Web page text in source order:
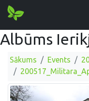
Albūms
Sākums Events